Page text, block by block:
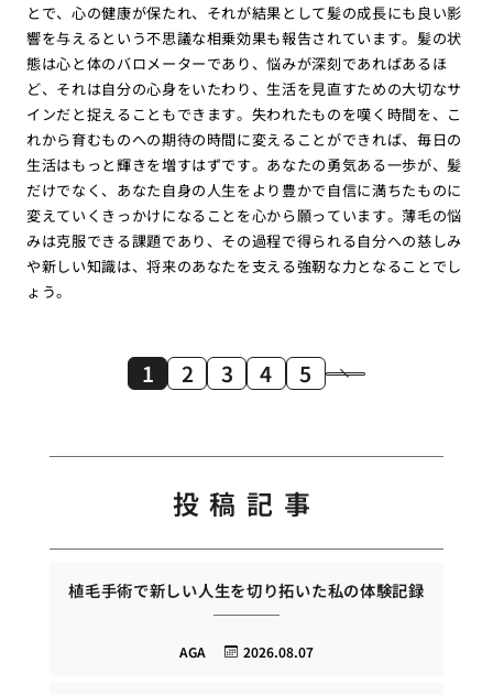
とで、心の健康が保たれ、それが結果として髪の成長にも良い影
響を与えるという不思議な相乗効果も報告されています。髪の状
態は心と体のバロメーターであり、悩みが深刻であればあるほ
ど、それは自分の心身をいたわり、生活を見直すための大切なサ
インだと捉えることもできます。失われたものを嘆く時間を、こ
れから育むものへの期待の時間に変えることができれば、毎日の
生活はもっと輝きを増すはずです。あなたの勇気ある一歩が、髪
だけでなく、あなた自身の人生をより豊かで自信に満ちたものに
変えていくきっかけになることを心から願っています。薄毛の悩
みは克服できる課題であり、その過程で得られる自分への慈しみ
や新しい知識は、将来のあなたを支える強靭な力となることでし
ょう。
1 2 3 4 5
投稿記事
植毛手術で新しい人生を切り拓いた私の体験記録
2026.08.07
AGA